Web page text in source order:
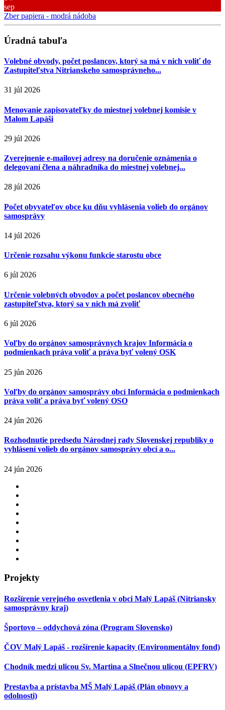
sep
Zber papiera - modrá nádoba
Úradná tabuľa
Volebné obvody, počet poslancov, ktorý sa má v nich voliť do
Zastupiteľstva Nitrianskeho samosprávneho...
31 júl 2026
Menovanie zapisovateľky do miestnej volebnej komisie v
Malom Lapáši
29 júl 2026
Zverejnenie e-mailovej adresy na doručenie oznámenia o
delegovaní člena a náhradníka do miestnej volebnej...
28 júl 2026
Počet obyvateľov obce ku dňu vyhlásenia volieb do orgánov
samosprávy
14 júl 2026
Určenie rozsahu výkonu funkcie starostu obce
6 júl 2026
Určenie volebných obvodov a počet poslancov obecného
zastupiteľstva, ktorý sa v nich má zvoliť
6 júl 2026
Voľby do orgánov samosprávnych krajov Informácia o
podmienkach práva voliť a práva byť volený OSK
25 jún 2026
Voľby do orgánov samosprávy obcí Informácia o podmienkach
práva voliť a práva byť volený OSO
24 jún 2026
Rozhodnutie predsedu Národnej rady Slovenskej republiky o
vyhlásení volieb do orgánov samosprávy obcí a o...
24 jún 2026
Projekty
Rozšírenie verejného osvetlenia v obci Malý Lapáš (Nitriansky
samosprávny kraj)
Športovo – oddychová zóna (Program Slovensko)
ČOV Malý Lapáš - rozšírenie kapacity (Environmentálny fond)
Chodník medzi ulicou Sv. Martina a Slnečnou ulicou (EPFRV)
Prestavba a prístavba MŠ Malý Lapáš (Plán obnovy a
odolnosti)